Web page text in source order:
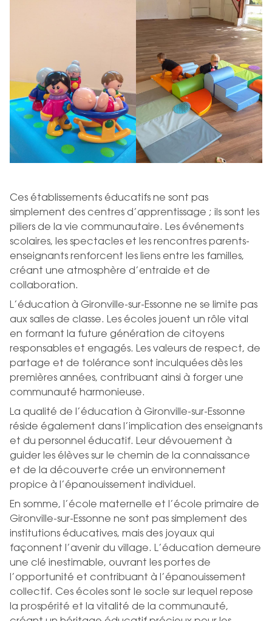
Ces établissements éducatifs ne sont pas
simplement des centres d’apprentissage ; ils sont les
piliers de la vie communautaire. Les événements
scolaires, les spectacles et les rencontres parents-
enseignants renforcent les liens entre les familles,
créant une atmosphère d’entraide et de
collaboration.
L’éducation à Gironville-sur-Essonne ne se limite pas
aux salles de classe. Les écoles jouent un rôle vital
en formant la future génération de citoyens
responsables et engagés. Les valeurs de respect, de
partage et de tolérance sont inculquées dès les
premières années, contribuant ainsi à forger une
communauté harmonieuse.
La qualité de l’éducation à Gironville-sur-Essonne
réside également dans l’implication des enseignants
et du personnel éducatif. Leur dévouement à
guider les élèves sur le chemin de la connaissance
et de la découverte crée un environnement
propice à l’épanouissement individuel.
En somme, l’école maternelle et l’école primaire de
Gironville-sur-Essonne ne sont pas simplement des
institutions éducatives, mais des joyaux qui
façonnent l’avenir du village. L’éducation demeure
une clé inestimable, ouvrant les portes de
l’opportunité et contribuant à l’épanouissement
collectif. Ces écoles sont le socle sur lequel repose
la prospérité et la vitalité de la communauté,